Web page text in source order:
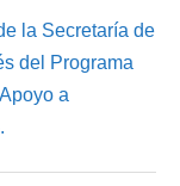
la Secretaría de
del Programa
a